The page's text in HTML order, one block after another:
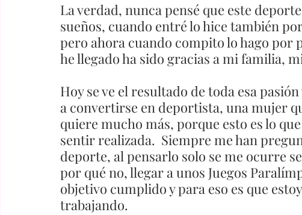
La verdad, nunca pensé que este
sueños, cuando entré lo hice también
pero ahora cuando compito lo hago por
he llegado ha sido gracias a mi familia,
Hoy se ve el resultado de toda esa
a convertirse en deportista, una mujer
quiere mucho más, porque esto es lo
sentir realizada.  Siempre me han
deporte, al pensarlo solo se me ocurre
por qué no, llegar a unos Juegos
objetivo cumplido y para eso es que estoy
trabajando.